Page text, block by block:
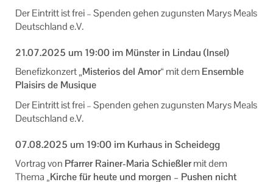
Der Eintritt ist frei – Spenden gehen zugunsten Marys Meals
Deutschland e.V.
21.07.2025 um 19:00 im Münster in Lindau (Insel)
Benefizkonzert „Misterios del Amor“ mit dem Ensemble
Plaisirs de Musique
Der Eintritt ist frei – Spenden gehen zugunsten Marys Meals
Deutschland e.V.
07.08.2025 um 19:00 im Kurhaus in Scheidegg
Vortrag von Pfarrer Rainer-Maria Schießlermit dem
Thema „Kirche für heute und morgen – Pushen nicht